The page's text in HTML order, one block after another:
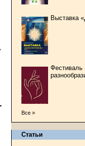
Выставка
Фестиваль
Все »
Статьи